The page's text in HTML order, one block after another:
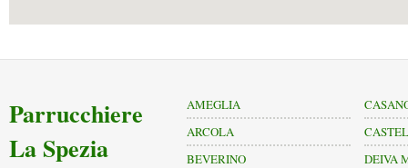
Parrucchiere
La Spezia
AMEGLIA
ARCOLA
BEVERINO
DEIVA